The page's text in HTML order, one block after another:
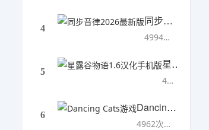
4
同步音律2026最新版
4994次下载
5
星露谷物语1.6汉化手机版
4993次下载
6
Dancing Cats游戏
4962次下载